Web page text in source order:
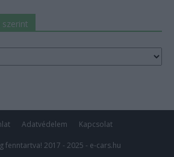
Adatvédelem Kapcsolat
fenntartva! 2017 - 2025 - e-cars.hu